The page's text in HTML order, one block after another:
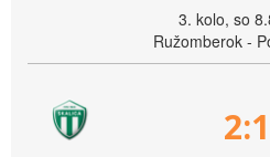
3. kolo, so
Ružomberok -
2:1